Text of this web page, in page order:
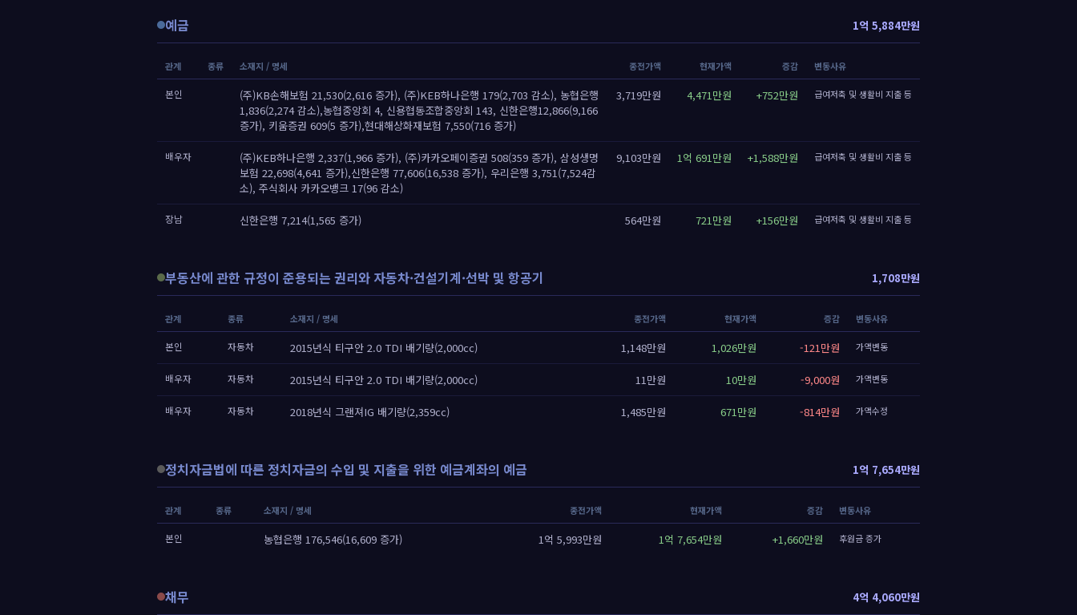
예금 1억 5,884만원
관계 종류 소재지 / 명세 종전가액 현재가액 증감 변동사유
본인
(주)KB손해보험 21,530(2,616 증가), (주)KEB하나은행 179(2,703 감소), 농협은행
1,836(2,274 감소),농협중앙회 4, 신용협동조합중앙회 143, 신한은행12,866(9,166
증가), 키움증권 609(5 증가),현대해상화재보험 7,550(716 증가)
3,719만원 4,471만원 +752만원 급여저축 및 생활비 지출 등
배우자
(주)KEB하나은행 2,337(1,966 증가), (주)카카오페이증권 508(359 증가), 삼성생명
보험 22,698(4,641 증가),신한은행 77,606(16,538 증가), 우리은행 3,751(7,524감
소), 주식회사 카카오뱅크 17(96 감소)
9,103만원 1억 691만원 +1,588만원 급여저축 및 생활비 지출 등
장남 신한은행 7,214(1,565 증가) 564만원 721만원 +156만원 급여저축 및 생활비 지출 등
부동산에 관한 규정이 준용되는 권리와 자동차·건설기계·선박 및 항공기 1,708만원
관계 종류 소재지 / 명세 종전가액 현재가액 증감 변동사유
본인 자동차 2015년식 티구안 2.0 TDI 배기량(2,000cc) 1,148만원 1,026만원 -121만원 가액변동
배우자 자동차 2015년식 티구안 2.0 TDI 배기량(2,000cc) 11만원 10만원 -9,000원 가액변동
배우자 자동차 2018년식 그랜져IG 배기량(2,359cc) 1,485만원 671만원 -814만원 가액수정
정치자금법에 따른 정치자금의 수입 및 지출을 위한 예금계좌의 예금 1억 7,654만원
관계 종류 소재지 / 명세 종전가액 현재가액 증감 변동사유
본인 농협은행 176,546(16,609 증가) 1억 5,993만원 1억 7,654만원 +1,660만원 후원금 증가
채무 4억 4,060만원